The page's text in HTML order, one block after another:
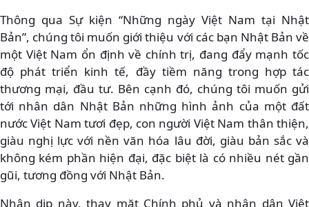
Thông qua Sự kiện “Những ngày Việt Nam tại Nhật
Bản”, chúng tôi muốn giới thiệu với các bạn Nhật Bản về
một Việt Nam ổn định về chính trị, đang đẩy mạnh tốc
độ phát triển kinh tế, đầy tiềm năng trong hợp tác
thương mại, đầu tư. Bên cạnh đó, chúng tôi muốn gửi
tới nhân dân Nhật Bản những hình ảnh của một đất
nước Việt Nam tươi đẹp, con người Việt Nam thân thiện,
giàu nghị lực với nền văn hóa lâu đời, giàu bản sắc và
không kém phần hiện đại, đặc biệt là có nhiều nét gần
gũi, tương đồng với Nhật Bản.
Nhân dịp này, thay mặt Chính phủ và nhân dân Việt